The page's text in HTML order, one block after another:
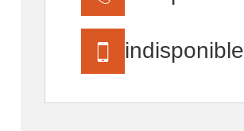
indisponible